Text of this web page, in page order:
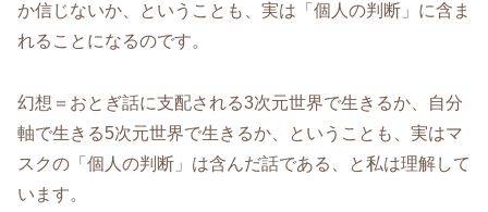
か信じないか、ということも、実は「個人の判断」に含ま
れることになるのです。
幻想＝おとぎ話に支配される3次元世界で生きるか、自分
軸で生きる5次元世界で生きるか、ということも、実はマ
スクの「個人の判断」は含んだ話である、と私は理解して
います。